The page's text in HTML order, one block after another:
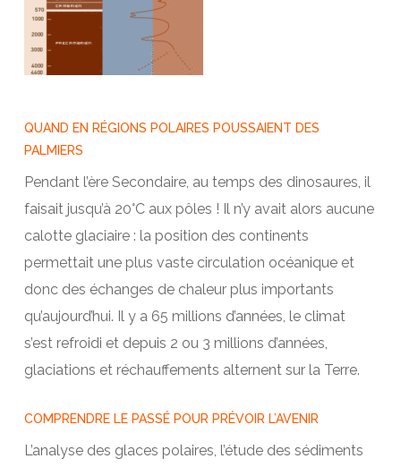
QUAND EN RÉGIONS POLAIRES POUSSAIENT DES
PALMIERS
Pendant l’ère Secondaire, au temps des dinosaures, il
faisait jusqu’à 20°C aux pôles ! Il n’y avait alors aucune
calotte glaciaire : la position des continents
permettait une plus vaste circulation océanique et
donc des échanges de chaleur plus importants
qu’aujourd’hui. Il y a 65 millions d’années, le climat
s’est refroidi et depuis 2 ou 3 millions d’années,
glaciations et réchauffements alternent sur la Terre.
COMPRENDRE LE PASSÉ POUR PRÉVOIR L’AVENIR
L’analyse des glaces polaires, l’étude des sédiments